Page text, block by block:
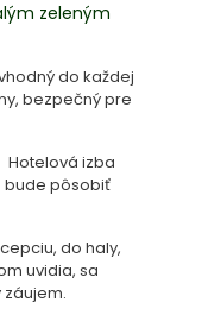
zeleným
do každej
bezpečný pre
Hotelová izba
bude pôsobiť
do haly,
uvidia, sa